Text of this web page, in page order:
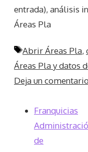
entrada), análisis
Áreas Pla
Etiquetas
Abrir Áreas Pla,
Áreas Pla y datos
Deja un comentario
Franquicias
de